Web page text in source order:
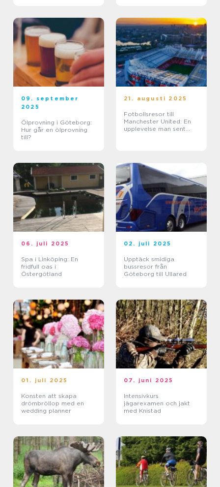
09. september
2025
Ölprovning i Göteborg:
Hur går en ölprovning
till?
21. augusti 2025
Fotbollsresor till
Manchester United: En
upplevelse man sent
06. juli 2025
Spa i Linköping: En
fridfull oas i
Östergötland
02. juli 2025
Upptäck smidiga
bussresor från
Göteborg till Ullared
01. juli 2025
Konsten att skapa
drömbröllop med en
wedding planner
07. juni 2025
Intensivkurs
jägarexamen och jakt
med Knistad